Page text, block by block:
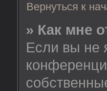
Вернуться к
» Как мне
Если вы не